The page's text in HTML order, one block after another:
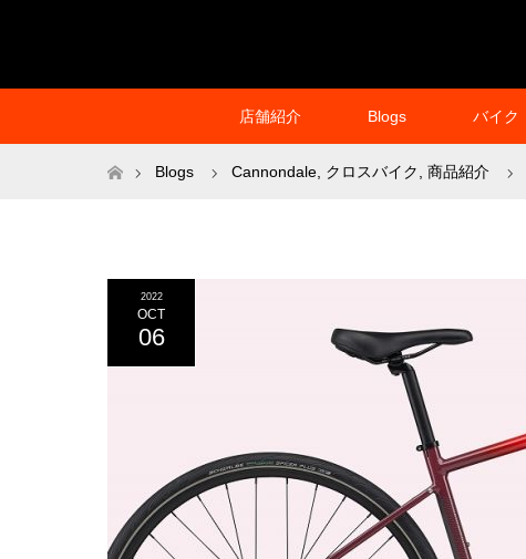
店舗紹介 Blogs バイク
ホームBlogs Cannondale クロスバイク 商品紹介
2022
OCT
06